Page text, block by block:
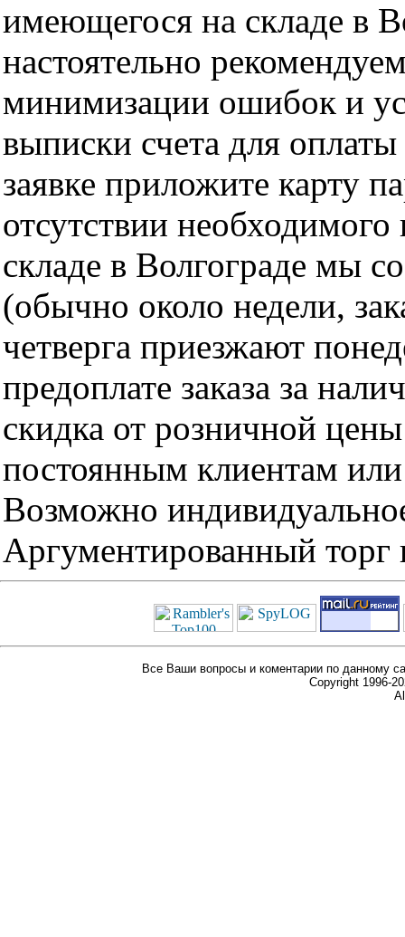
имеющегося на складе в
настоятельно
минимизации ошибок и
выписки счета для
заявке приложите карту
отсутствии
складе в Волгограде мы
(обычно около недели,
четверга приезжают
предоплате заказа за
скидка от розничной
постоянным клиентам
Возможно
Аргументированный торг
Все Ваши вопросы и коментарии по данному
Copyright 1996-